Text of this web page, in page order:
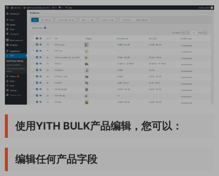
使用 YITH BULK产品编辑， 您可以：
编辑任何产品字段